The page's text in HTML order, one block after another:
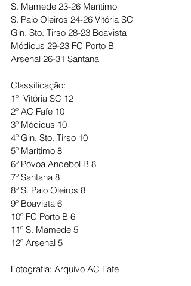
S. Mamede 23-26 Marítimo
S. Paio Oleiros 24-26 Vitória SC
Gin. Sto. Tirso 28-23 Boavista
Módicus 29-23 FC Porto B
Arsenal 26-31 Santana
Classificação:
1º  Vitória SC 12
2º AC Fafe 10
3º Módicus 10
4º Gin. Sto. Tirso 10
5º Marítimo 8
6º Póvoa Andebol B 8
7º Santana 8
8º S. Paio Oleiros 8
9º Boavista 6
10º FC Porto B 6
11º S. Mamede 5
12º Arsenal 5
Fotografia: Arquivo AC Fafe